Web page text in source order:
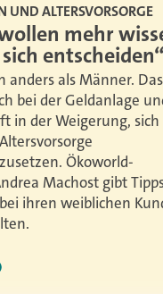
UND ALTERSVORSORGE
mehr
entscheiden“
anders als Männer. Das
bei der Geldanlage
in der Weigerung,
Ökoworld-
Machost gibt
ihren weiblichen